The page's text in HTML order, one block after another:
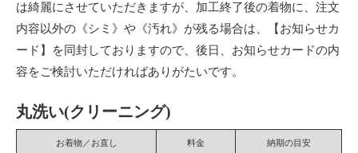
は綺麗にさせていただきますが、加工終了後の着物に、注文
内容以外の《シミ》や《汚れ》が残る場合は、【お知らせカ
ード】を同封しておりますので、後日、お知らせカードの内
容をご検討いただければありがたいです。
丸洗い(クリーニング)
お着物／お直し 料金 納期の目安